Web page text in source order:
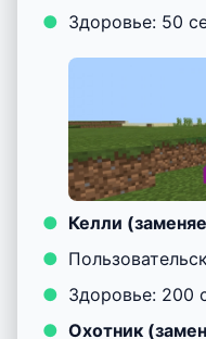
Здоровье: 50
Келли
Здоровье: 200
Охотник